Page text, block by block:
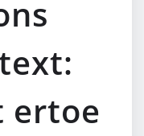
ertoe